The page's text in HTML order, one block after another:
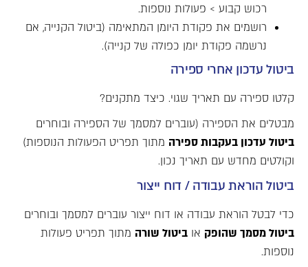
רכוש קבוע > פעולות נוספות.
רושמים את פקודת היומן המתאימה (ביטול הקנייה, אם
נרשמה פקודת יומן כפולה של קנייה).
ביטול עדכון אחרי ספירה
קלטו ספירה עם תאריך שגוי. כיצד מתקנים?
מבטלים את הספירה (עוברים למסמך של הספירה ובוחרים
ביטול עדכון בעקבות ספירה מתוך תפריט הפעולות הנוספות)
וקולטים מחדש עם תאריך נכון.
ביטול הוראת עבודה / דוח ייצור
כדי לבטל הוראת עבודה או דוח ייצור עוברים למסמך ובוחרים
ביטול מסמך שהופק או ביטול שורה מתוך תפריט פעולות
נוספות.